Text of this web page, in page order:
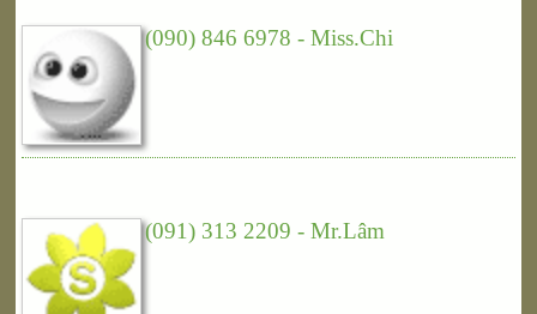
(090) 846 6978 - Miss.Chi
(091) 313 2209 - Mr.Lâm